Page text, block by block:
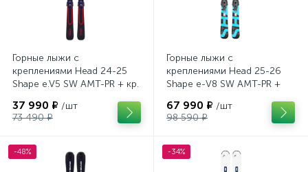
Горные лыжи с
креплениями Head 24-25
Shape e.V5 SW AMT-PR + кр.
37 990 ₽ /шт
73 490 ₽
Горные лыжи с
креплениями Head 25-26
Shape e-V8 SW AMT-PR +
67 990 ₽ /шт
98 590 ₽
-48% -34%